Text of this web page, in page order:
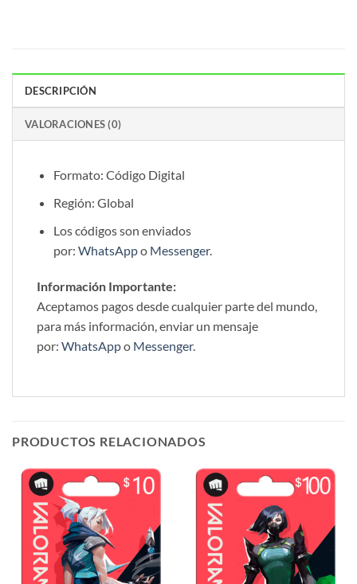
DESCRIPCIÓN
VALORACIONES (0)
Formato: Código Digital
Región: Global
Los códigos son enviados
por: WhatsAppo Messenger.
Información Importante:
Aceptamos pagos desde cualquier parte del mundo,
para más información, enviar un mensaje
por: WhatsAppo Messenger.
PRODUCTOS RELACIONADOS